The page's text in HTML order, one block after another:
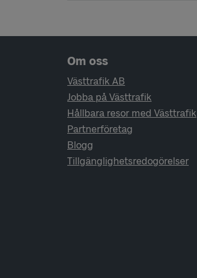
Sidfotsnavigering
Om oss
Västtrafik AB
Jobba på Västtrafik
Hållbara resor med Västtrafik
Partnerföretag
Blogg
Tillgänglighetsredogörelser